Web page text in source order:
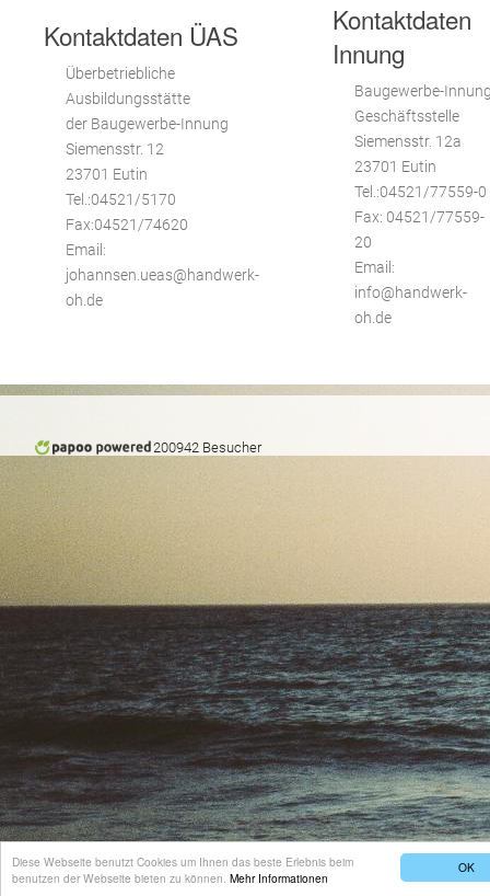
OK
Diese Webseite benutzt Cookies um Ihnen das beste Erlebnis beim
benutzen der Webseite bieten zu können. Mehr Informationen
Kontaktdaten ÜAS
Überbetriebliche
Ausbildungsstätte
der Baugewerbe-Innung
Siemensstr. 12
23701 Eutin
Tel.:04521/5170
Fax:04521/74620
Email:
johannsen.ueas@handwerk-
oh.de
Kontaktdaten
Innung
Baugewerbe-
Geschäftsstelle
Siemensstr. 12a
23701 Eutin
Tel.:04521/77559-0
Fax: 04521/77559-
20
Email:
info@handwerk-
oh.de
200942 Besucher